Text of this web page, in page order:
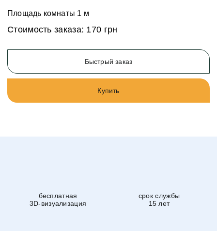
Площадь комнаты 1 м
Стоимость заказа: 170 грн
Быстрый заказ
Купить
бесплатная
3D-визуализация
срок службы
15 лет